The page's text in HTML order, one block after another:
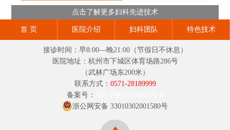
点击了解更多妇科先进技术
首 页 医院介绍 妇科团队 特色技术
接诊时间：早8:00—晚21:00（节假日不休息）
医院地址：杭州市下城区体育场路286号
（武林广场东200米）
联系方式： 0571-28189999
备案号：
浙公网安备 33010302001580号